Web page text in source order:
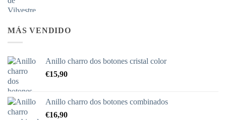
MÁS VENDIDO
Anillo charro dos botones cristal color
€15,90
Anillo charro dos botones combinados
€16,90